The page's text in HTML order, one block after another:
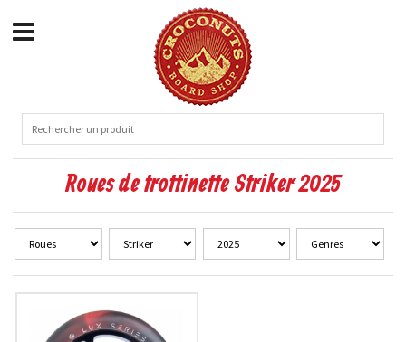
Roues de trottinette Striker 2025